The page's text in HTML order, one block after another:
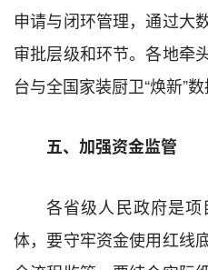
申请与闭环管理，通过大
审批层级和环节。各地牵
台与全国家装厨卫“焕新”
五、加强资金监管
各省级人民政府是
体，要守牢资金使用红线